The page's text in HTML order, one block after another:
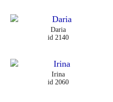
Daria
id 2140
Irina
id 2060